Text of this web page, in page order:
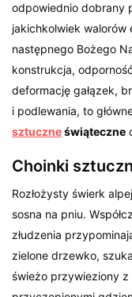
odpowiednio dobrany
jakichkolwiek
następnego Bożego
konstrukcja,
deformację gałązek,
i podlewania, to
sztuczneświąteczne
Choinki
Rozłożysty świerk
sosna na pniu.
złudzenia
zielone drzewko,
świeżo przywieziony z